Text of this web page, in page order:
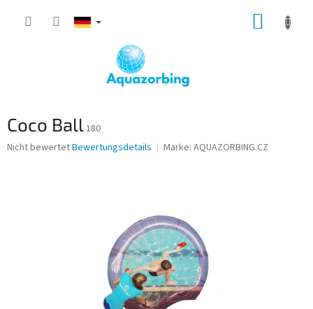
Coco Ball180
Die
Nicht bewertetBewertungsdetails Marke: AQUAZORBING.CZ